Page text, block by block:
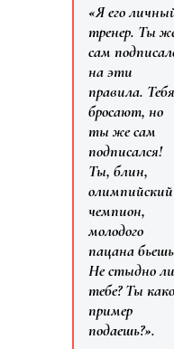
«Я его
тренер. Ты
сам
на эти
правила. Тебя
бросают, но
ты же сам
подписался!
Ты, блин,
олимпийский
чемпион,
молодого
пацана
Не стыдно ли
тебе? Ты
пример
подаешь?».